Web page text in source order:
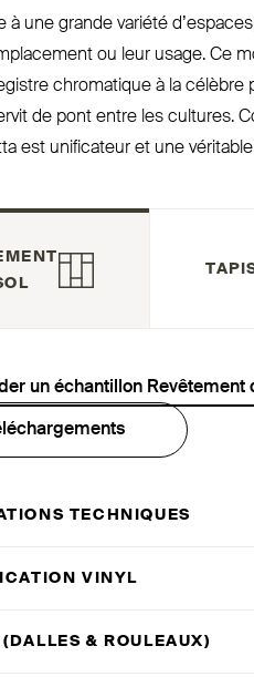
à une grande variété
ou leur usage. Ce
chro­matique à la célèbre
de pont entre les cultures.
est uni­ficateur et une
un échantillon Revêtement
TECHNIQUES
VINYL
(DALLES& ROULEAUX)